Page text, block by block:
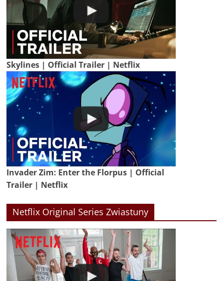
Skylines | Official Trailer | Netflix
Invader Zim: Enter the Florpus | Official
Trailer | Netflix
Netflix Original Series Zwiastuny